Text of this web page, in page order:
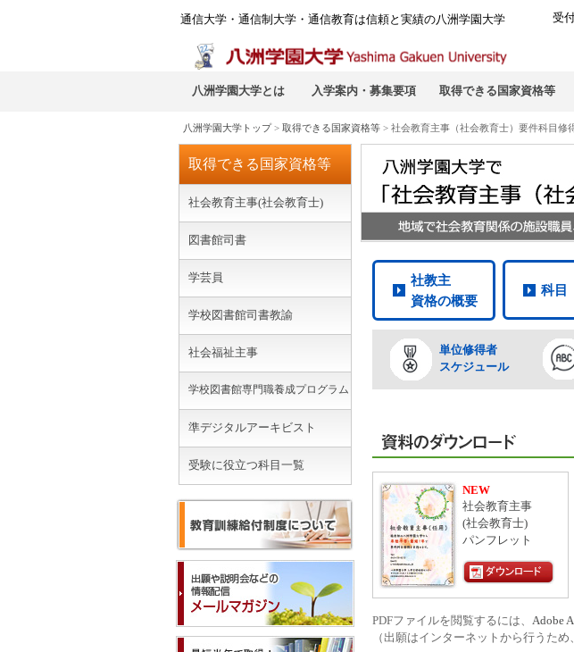
通信大学・通信制大学・通信教育は信頼と実績の八洲学園大学 受
八洲学園大学とは 入学案内・募集要項 取得できる国家資格等
八洲学園大学トップ> 取得できる国家資格等 > 社会教育主事（社会教育士）要件科目修
社教主
資格の概要
科目
単位修得者
スケジュール
NEW
社会教育主事
(社会教育士)
パンフレット
PDFファイルを閲覧するには、 Adobe
（出願はインターネットから行うた
取得できる国家資格等
社会教育主事(社会教育士)
図書館司書
学芸員
学校図書館司書教諭
社会福祉主事
学校図書館専門職養成プログラム
準デジタルアーキビスト
受験に役立つ科目一覧